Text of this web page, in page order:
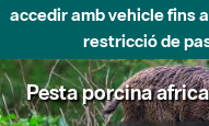
accedir amb vehicle fins
restricció de
Pesta porcina